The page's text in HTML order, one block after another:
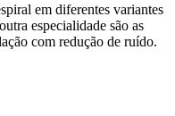
em diferentes variantes
especialidade são as
com redução de ruído.